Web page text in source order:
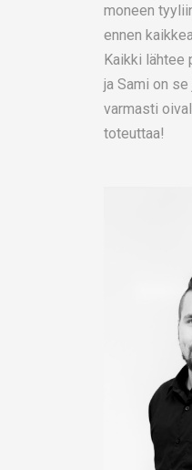
moneen
ennen
Kaikki lähtee
ja Sami on
varmasti
toteuttaa!